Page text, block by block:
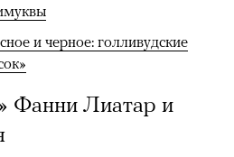
и черное: голливудские
Фанни Лиатар и